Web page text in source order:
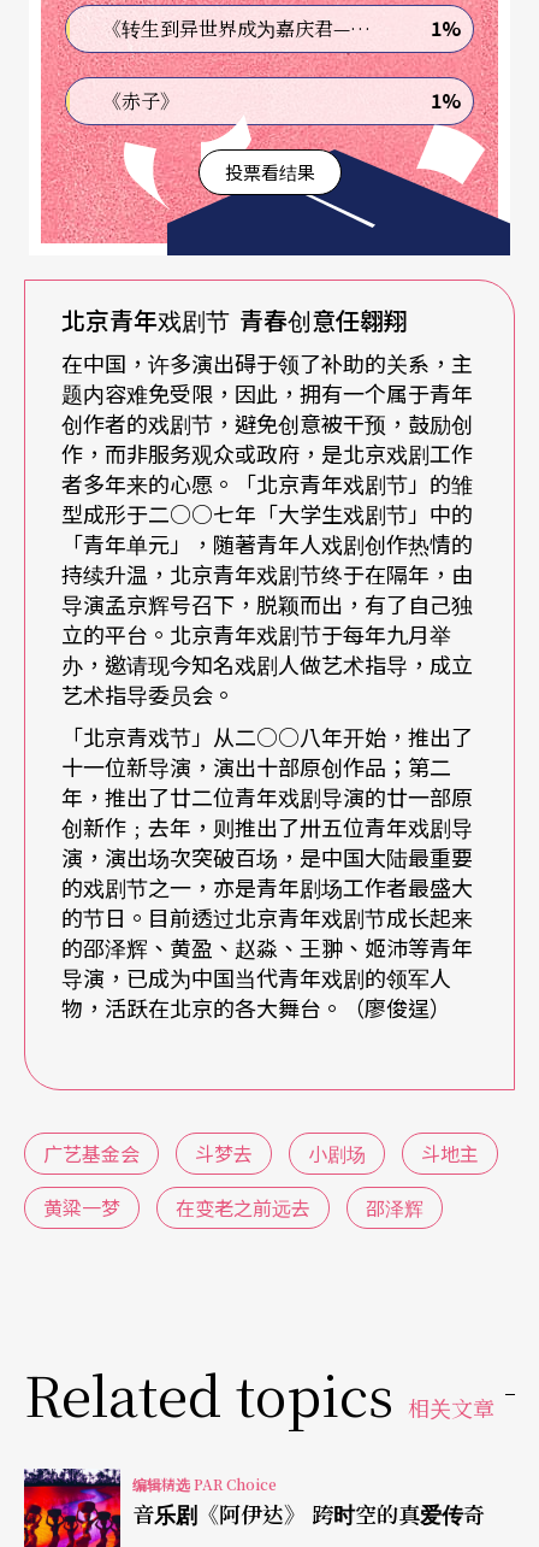
剧本。这个本，千万不能埋头苦写、更不能凭冲动
乱写。『青剧展』正好让两岸年轻创作者彼此互窥
内心，反思而前瞻。」
剧展打头阵的，是由出身贝克特学院正统训练的爱
尔兰盼盼剧院（Pan Pan Theater）导演昆火（Gavi
n Quinn）与北京新锐编剧孙悦合作的《斗地主》。
「斗地主」是对岸时下流行的扑克牌游戏，在这场
牌局中，三位辣妹穿著熊猫装，围著直径超过两米
的大圆桌，无所不打、也无所不笑。剧情戏谑嘲讽
熟龄剩女、高失业、高房价、选秀乱象等社会荒谬
现况，而观众也将被邀请入戏，亲身参与牌局，旁
观者变当事人，体验中国青年批判现实的勇气。
《黄粱一梦》是北京票房导演黄盈的作品，改编自
唐代传奇《枕中记》。虽是取材传统文学，对现实
的观照却是犀利深刻。《黄粱一梦》透过传统京剧
唱腔与身段表现，表现古今交错的剧情，以烹熟一
锅黄粱米的时间，在原著人生如梦的思考更上一
层，看透中国近年物质乍富、精神荒芜的爆发大
梦，也是黄盈导演对中国短短十年内经济环境急速
成长、人心却动荡空虚的赤坦告白。
压轴的《在变老之前远去》，则是首届青戏节时的
票房冠军。导演邵泽辉作品面貌多元，《在变老之
个放弃高薪、去云南热血执教却不幸身亡的青年马
骅，如何诚实勇敢地追寻生命的自由理想，素朴地
切中当代中国青年的浪漫主义渴望。全剧宛如一场
北京青年的逐梦练习曲，唤醒资本主义时代遗失的
身兼北京青年戏剧工作者协会会长的邵泽辉说：
台湾早期八○年代社会批判风气高涨的小剧场运
动，差不多正是北京在九○年代开始面对的状
《转生到异世界成为嘉庆君—发现我的祖先是诈骗集团!?》 1%
《赤子》 1%
投票看结果
北京青年戏剧节 青春创意任翱翔
在中国，许多演出碍于领了补助的关系，主
题内容难免受限，因此，拥有一个属于青年
创作者的戏剧节，避免创意被干预，鼓励创
作，而非服务观众或政府，是北京戏剧工作
者多年来的心愿。「北京青年戏剧节」的雏
型成形于二○○七年「大学生戏剧节」中的
「青年单元」，随著青年人戏剧创作热情的
持续升温，北京青年戏剧节终于在隔年，由
导演孟京辉号召下，脱颖而出，有了自己独
立的平台。北京青年戏剧节于每年九月举
办，邀请现今知名戏剧人做艺术指导，成立
艺术指导委员会。
「北京青戏节」从二○○八年开始，推出了
十一位新导演，演出十部原创作品；第二
年，推出了廿二位青年戏剧导演的廿一部原
创新作﹔去年，则推出了卅五位青年戏剧导
演，演出场次突破百场，是中国大陆最重要
的戏剧节之一，亦是青年剧场工作者最盛大
的节日。目前透过北京青年戏剧节成长起来
的邵泽辉、黄盈、赵淼、王翀、姬沛等青年
导演，已成为中国当代青年戏剧的领军人
物，活跃在北京的各大舞台。（廖俊逞）
广艺基金会 斗梦去 小剧场
斗地主
黄粱一梦
在变老之前远去 邵泽辉
Related topics 相关文章
编辑精选 PAR Choice
音乐剧《阿伊达》 跨时空的真爱传奇